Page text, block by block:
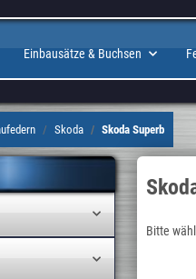
Einbausätze & Buchsen
Skoda Skoda Superb
Bitte